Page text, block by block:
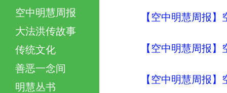
空中明慧周报
大法洪传故事
传统文化
善恶一念间
明慧丛书
【空中明慧周报
【空中明慧周报
【空中明慧周报